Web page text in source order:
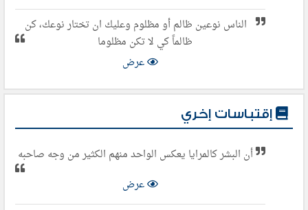
الناس نوعين ظالم أو مظلوم وعليك ان تختار نوعك، كن
ظالماً كي لا تكن مظلوما
عرض
إقتباسات إخري
أن البشر كالمرايا يعكس الواحد منهم الكثير من وجه صاحبه
عرض